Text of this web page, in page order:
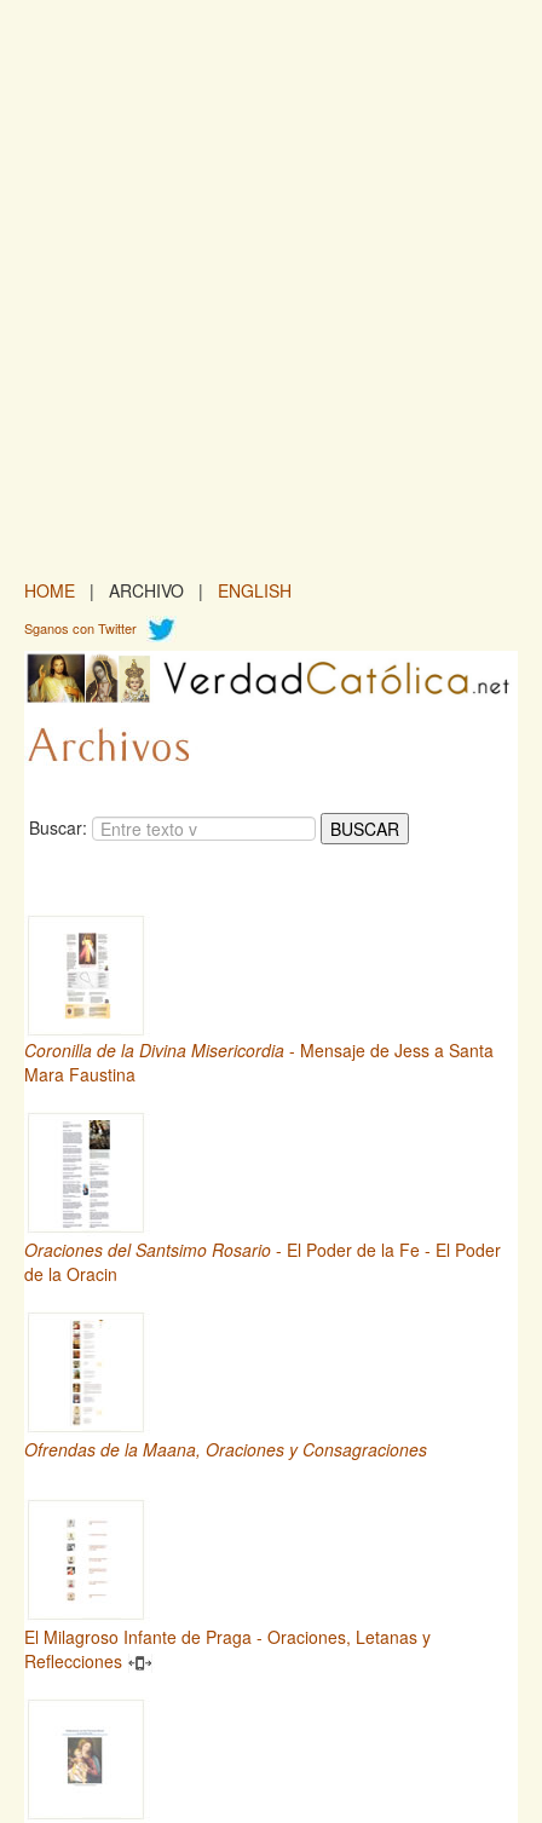
HOME | ARCHIVO | ENGLISH
Sganos con Twitter
Buscar:
Coronilla de la Divina Misericordia - Mensaje de Jess a Santa
Mara Faustina
Oraciones del Santsimo Rosario - El Poder de la Fe - El Poder
de la Oracin
Ofrendas de la Maana, Oraciones y Consagraciones
El Milagroso Infante de Praga - Oraciones, Letanas y
Reflecciones